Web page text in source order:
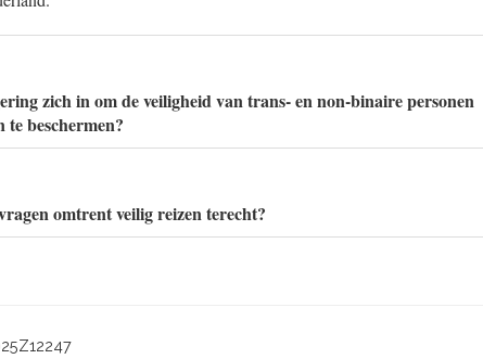
zich in om de veiligheid van trans- en non-binaire personen
beschermen?
omtrent veilig reizen terecht?